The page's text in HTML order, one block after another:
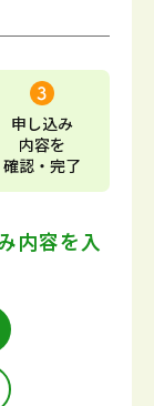
申し込み
内容を
確認・完了
内容を入